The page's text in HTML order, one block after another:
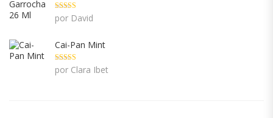
Valorado con
5 de 5
por David
Cai-Pan Mint
Valorado con
5 de 5
por Clara Ibet